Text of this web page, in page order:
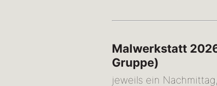
Malwerkstatt
Gruppe)
jeweils ein